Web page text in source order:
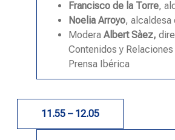
Francisco de la Torre,
Noelia Arroyo, alcaldesa
Modera Albert Sàez,
Contenidos y
Prensa Ibérica
11.55 – 12.05